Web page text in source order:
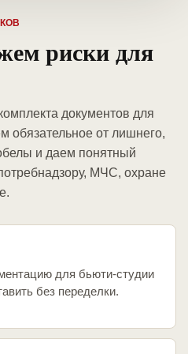
риски для
документов для
обязательное от лишнего,
и даем понятный
МЧС, охране
для бьюти-студии
без переделки.